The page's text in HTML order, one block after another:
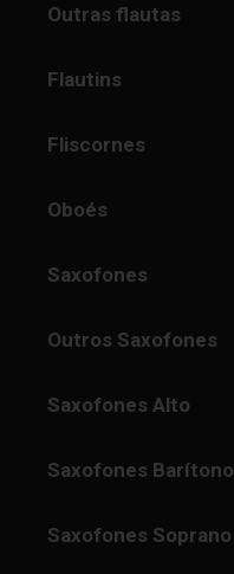
Outras flautas
Flautins
Fliscornes
Oboés
Saxofones
Outros Saxofones
Saxofones Alto
Saxofones Barítono
Saxofones Soprano